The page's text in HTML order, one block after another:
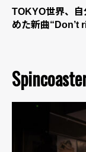
TOKYO世界、
めた新曲“Don’t